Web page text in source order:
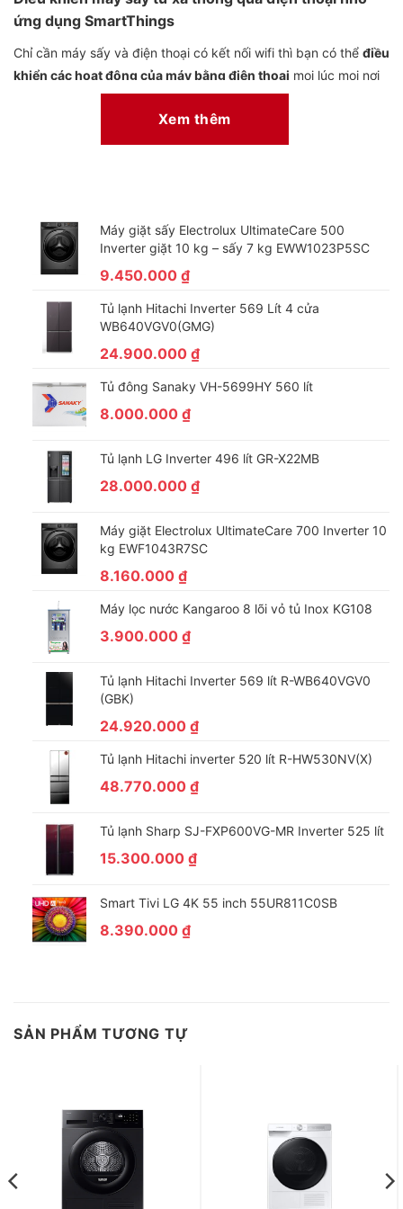
ứng dụng SmartThings
Chỉ cần máy sấy và điện thoại có kết nối wifi thì bạn có thể điều
khiển các hoạt động của máy bằng điện thoại mọi lúc mọi nơi
SmartThings, ví dụ như bạn có thể điều chỉnh
Phát hiện lỗi và đưa ra cách giải quyết nhanh chóng
thông qua tính năng Smart Check
Khi máy sấy không thể hoạt động bạn có thể dùng tính năng
các lỗi đơn giản bạn có thể dễ dàng khắc phục mà không cần
thợ đến kiểm tra, tiết kiệm một chi phí đáng kể cho bạn.
Sấy khô hiệu quả, tiết kiệm 50% điện năng với công
Công nghệ Heatpump sử dụng
điện trở để tạo ra luồng hơi nóng để sấy khô quần áo, mang lại
khả năng làm khô nhanh chóng và tiết kiệm tới
tiêu thụ.
Bên cạnh đó nhiệt độ sấy luôn giữ ở mức phù hợp đảm bảo
và chất lượng của sợi vải.
Chỉ mất 35 phút để làm khô quần áo với chế độ Quick
Dry
sấy khô quần áo trong 35 phút
Xem thêm
Máy giặt sấy Electrolux UltimateCare 500
Inverter giặt 10 kg – sấy 7 kg EWW1023P5SC
9.450.000 ₫
Tủ lạnh Hitachi Inverter 569 Lít 4 cửa
WB640VGV0(GMG)
24.900.000 ₫
Tủ đông Sanaky VH-5699HY 560 lít
8.000.000 ₫
Tủ lạnh LG Inverter 496 lít GR-X22MB
28.000.000 ₫
Máy giặt Electrolux UltimateCare 700 Inverter 10
kg EWF1043R7SC
8.160.000 ₫
Máy lọc nước Kangaroo 8 lõi vỏ tủ Inox KG108
3.900.000 ₫
Tủ lạnh Hitachi Inverter 569 lít R-WB640VGV0
(GBK)
24.920.000 ₫
Tủ lạnh Hitachi inverter 520 lít R-HW530NV(X)
48.770.000 ₫
Tủ lạnh Sharp SJ-FXP600VG-MR Inverter 525 lít
15.300.000 ₫
Smart Tivi LG 4K 55 inch 55UR811C0SB
8.390.000 ₫
SẢN PHẨM TƯƠNG TỰ